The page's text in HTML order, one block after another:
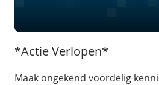
Zorgeloos mailen
Tutorials
HA-IP Pro load balancer
/Techniek
VPS-Infrastructuur
*Actie Verlopen*
Maak ongekend voordelig